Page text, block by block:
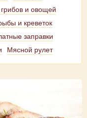
грибов и овощей
и креветок
заправки
Мясной рулет